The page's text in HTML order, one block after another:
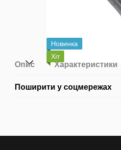
Новинка
Хіт
Опис Характеристики
Поширити у соцмережах